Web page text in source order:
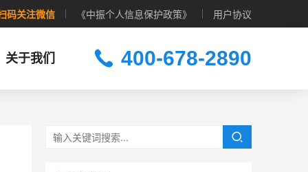
码关注微信 《中振个人信息保护政策》 用户协议
关于我们 400-678-2890